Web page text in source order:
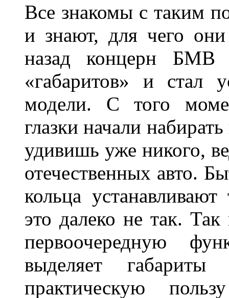
Все знакомы с таким
и знают, для чего
назад концерн БМВ
«габаритов» и стал
модели. С того
глазки начали
удивишь уже никого,
отечественных авто.
кольца
это далеко не так. Так
первоочередную
выделяет
практическую